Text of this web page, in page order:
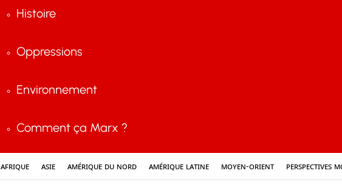
Histoire
Oppressions
Environnement
Comment ça Marx ?
Afrique Asie Amérique du nord Amérique latine Moyen-Orient Perspectives